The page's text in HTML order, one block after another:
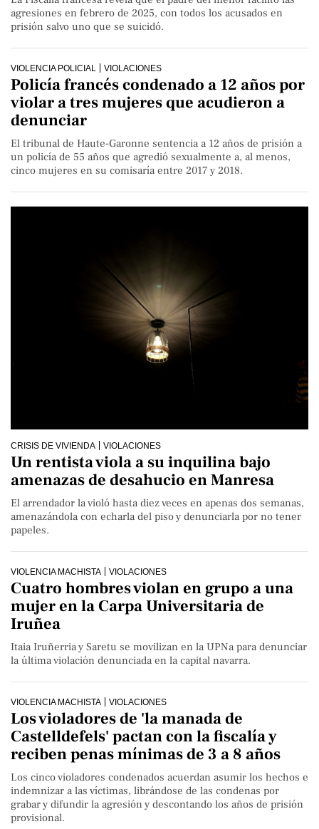
agresiones en febrero de 2025, con todos los acusados en
prisión salvo uno que se suicidó.
VIOLENCIA POLICIAL VIOLACIONES
Policía francés condenado a 12 años por
violar a tres mujeres que acudieron a
denunciar
El tribunal de Haute-Garonne sentencia a 12 años de prisión a
un policía de 55 años que agredió sexualmente a, al menos,
cinco mujeres en su comisaría entre 2017 y 2018.
CRISIS DE VIVIENDA VIOLACIONES
Un rentista viola a su inquilina bajo
amenazas de desahucio en Manresa
El arrendador la violó hasta diez veces en apenas dos semanas,
amenazándola con echarla del piso y denunciarla por no tener
papeles.
VIOLENCIA MACHISTA VIOLACIONES
Cuatro hombres violan en grupo a una
mujer en la Carpa Universitaria de
Iruñea
Itaia Iruñerria y Saretu se movilizan en la UPNa para denunciar
la última violación denunciada en la capital navarra.
VIOLENCIA MACHISTA VIOLACIONES
Los violadores de 'la manada de
Castelldefels' pactan con la fiscalía y
reciben penas mínimas de 3 a 8 años
Los cinco violadores condenados acuerdan asumir los hechos e
indemnizar a las víctimas, librándose de las condenas por
grabar y difundir la agresión y descontando los años de prisión
provisional.